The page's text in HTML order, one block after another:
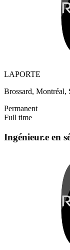
LAPORTE
Brossard,
Permanent
Full time
Ingénieur.e en